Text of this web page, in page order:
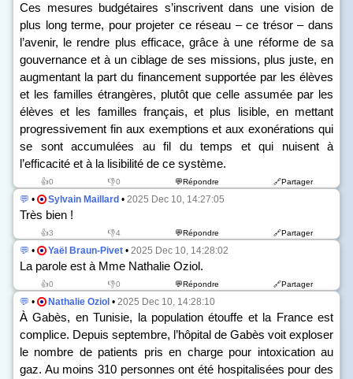
Ces mesures budgétaires s’inscrivent dans une vision de
plus long terme, pour projeter ce réseau – ce trésor – dans
l’avenir, le rendre plus efficace, grâce à une réforme de sa
gouvernance et à un ciblage de ses missions, plus juste, en
augmentant la part du financement supportée par les élèves
et les familles étrangères, plutôt que celle assumée par les
élèves et les familles français, et plus lisible, en mettant
progressivement fin aux exemptions et aux exonérations qui
se sont accumulées au fil du temps et qui nuisent à
l’efficacité et à la lisibilité de ce système.
👍0 👎0 💬Répondre 🔗Partager
💬 • Sylvain Maillard • 2025 Dec 10, 14:27:05
Très bien !
👍3 👎4 💬Répondre 🔗Partager
💬 • Yaël Braun-Pivet • 2025 Dec 10, 14:28:02
La parole est à Mme Nathalie Oziol.
👍0 👎0 💬Répondre 🔗Partager
💬 • Nathalie Oziol • 2025 Dec 10, 14:28:10
À Gabès, en Tunisie, la population étouffe et la France est
complice. Depuis septembre, l’hôpital de Gabès voit exploser
le nombre de patients pris en charge pour intoxication au
gaz. Au moins 310 personnes ont été hospitalisées pour des